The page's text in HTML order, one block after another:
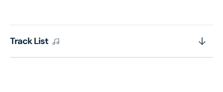
你
的
你
的
Track List